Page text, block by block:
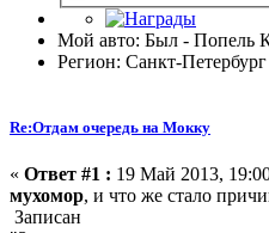
Мой авто: Был - Попель
Регион: Санкт-Петербург
Re:Отдам очередь на Мокку
« Ответ #1 : 19 Май 2013,
мухомор, и что же стало
Записан